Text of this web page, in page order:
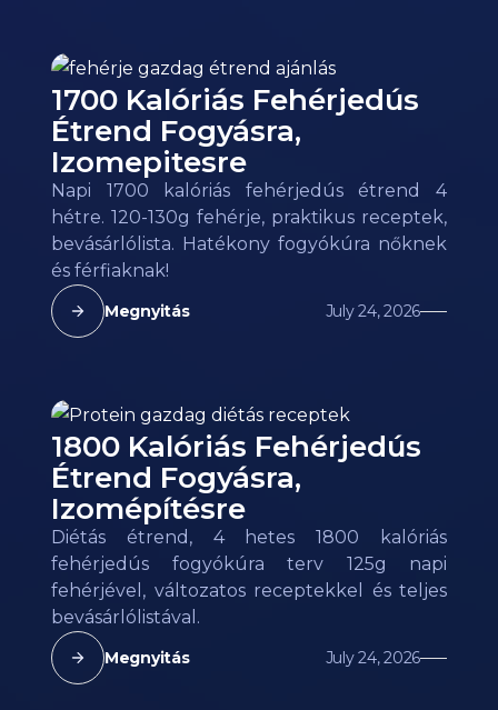
1700 Kalóriás Fehérjedús
Étrend Fogyásra,
Izomepitesre
Napi 1700 kalóriás fehérjedús étrend 4
hétre. 120-130g fehérje, praktikus receptek,
bevásárlólista. Hatékony fogyókúra nőknek
és férfiaknak!
Megnyitás July 24, 2026
1800 Kalóriás Fehérjedús
Étrend Fogyásra,
Izomépítésre
Diétás étrend, 4 hetes 1800 kalóriás
fehérjedús fogyókúra terv 125g napi
fehérjével, változatos receptekkel és teljes
bevásárlólistával.
Megnyitás July 24, 2026